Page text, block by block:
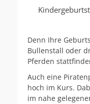
Denn Ihre
Bullenstall oder
Pferden
Auch eine
hoch im Kurs.
im nahe